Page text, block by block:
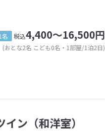
名 税込4,400～16,500円
(おとな2名 こども0名・1部屋/1泊2日)
ン（和洋室）